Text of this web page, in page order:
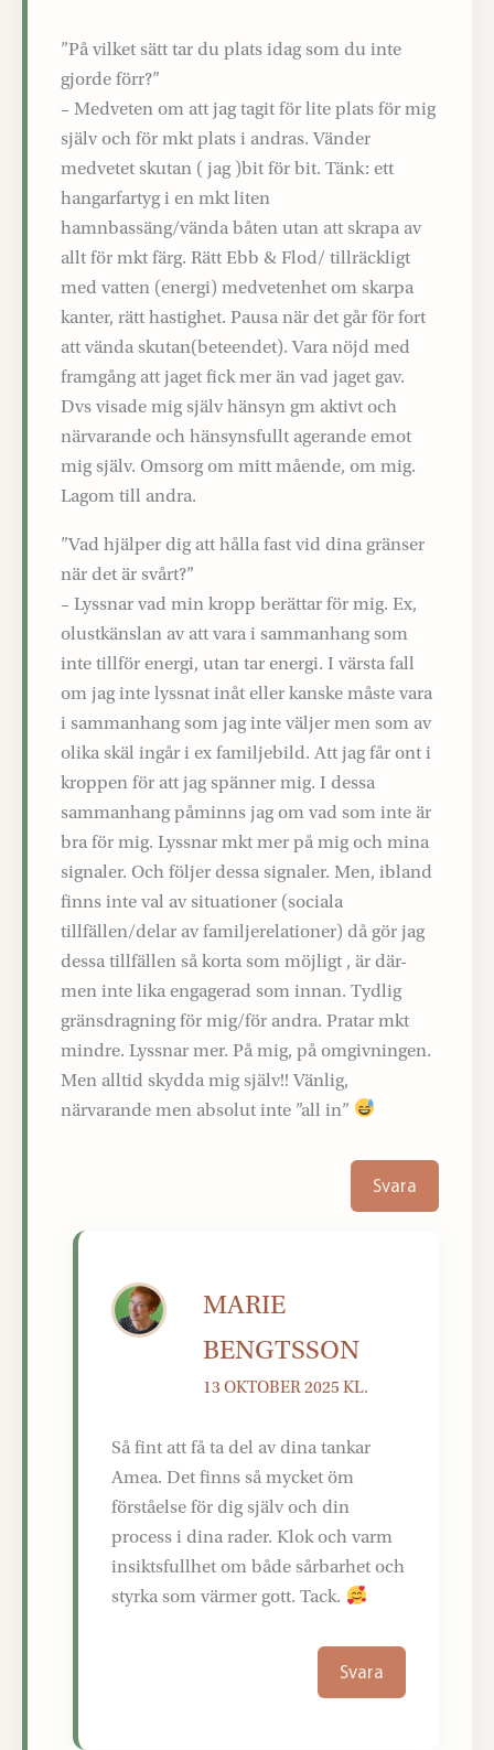
”På vilket sätt tar du plats idag som du inte
gjorde förr?”
– Medveten om att jag tagit för lite plats för mig
själv och för mkt plats i andras. Vänder
medvetet skutan ( jag )bit för bit. Tänk: ett
hangarfartyg i en mkt liten
hamnbassäng/vända båten utan att skrapa av
allt för mkt färg. Rätt Ebb & Flod/ tillräckligt
med vatten (energi) medvetenhet om skarpa
kanter, rätt hastighet. Pausa när det går för fort
att vända skutan(beteendet). Vara nöjd med
framgång att jaget fick mer än vad jaget gav.
Dvs visade mig själv hänsyn gm aktivt och
närvarande och hänsynsfullt agerande emot
mig själv. Omsorg om mitt mående, om mig.
Lagom till andra.
”Vad hjälper dig att hålla fast vid dina gränser
när det är svårt?”
– Lyssnar vad min kropp berättar för mig. Ex,
olustkänslan av att vara i sammanhang som
inte tillför energi, utan tar energi. I värsta fall
om jag inte lyssnat inåt eller kanske måste vara
i sammanhang som jag inte väljer men som av
olika skäl ingår i ex familjebild. Att jag får ont i
kroppen för att jag spänner mig. I dessa
sammanhang påminns jag om vad som inte är
bra för mig. Lyssnar mkt mer på mig och mina
signaler. Och följer dessa signaler. Men, ibland
finns inte val av situationer (sociala
tillfällen/delar av familjerelationer) då gör jag
dessa tillfällen så korta som möjligt , är där-
men inte lika engagerad som innan. Tydlig
gränsdragning för mig/för andra. Pratar mkt
mindre. Lyssnar mer. På mig, på omgivningen.
Men alltid skydda mig själv!! Vänlig,
närvarande men absolut inte ”all in”
Svara
MARIE
BENGTSSON
13 OKTOBER 2025 KL.
Så fint att få ta del av dina tankar
Amea. Det finns så mycket öm
förståelse för dig själv och din
process i dina rader. Klok och varm
insiktsfullhet om både sårbarhet och
styrka som värmer gott. Tack.
Svara